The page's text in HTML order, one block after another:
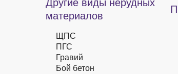
Другие виды нерудных
материалов
ЩПС
ПГС
Гравий
Бой бетон